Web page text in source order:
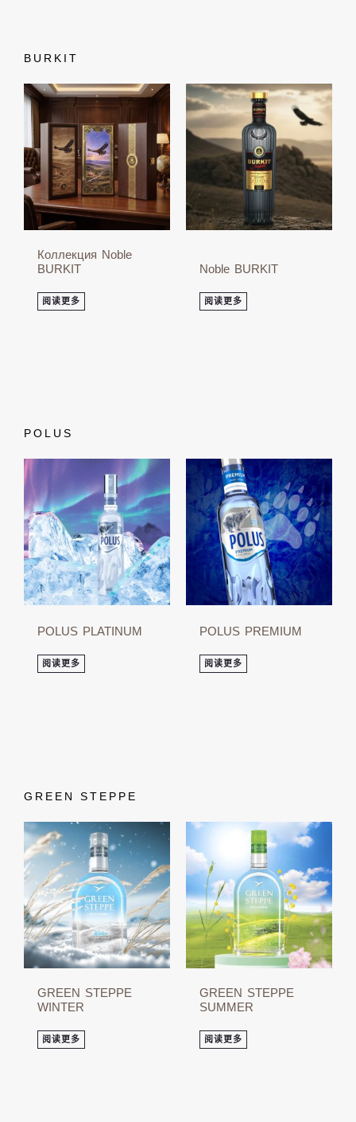
BURKIT
Коллекция Noble
BURKIT
阅读更多
Noble BURKIT
阅读更多
POLUS
POLUS PLATINUM
阅读更多
POLUS PREMIUM
阅读更多
GREEN STEPPE
GREEN STEPPE
WINTER
阅读更多
GREEN STEPPE
SUMMER
阅读更多